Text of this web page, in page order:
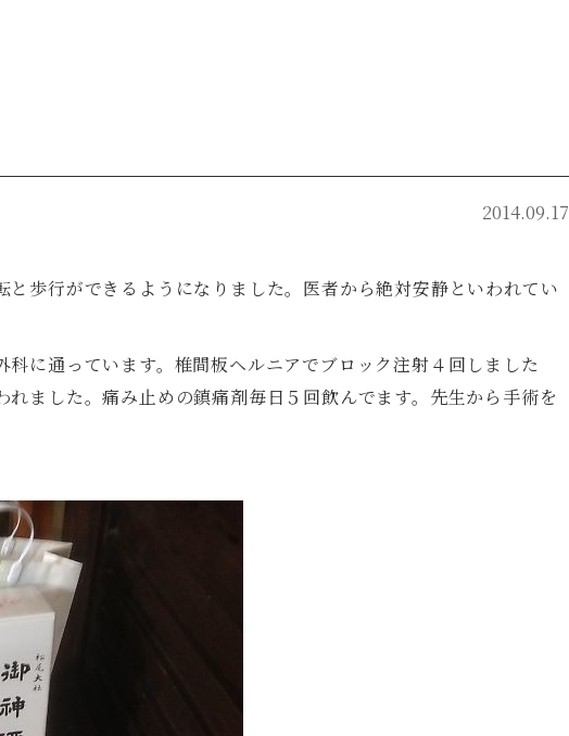
2014.09.17
歩行ができるようになりました。医者から絶対安静といわれてい
通っています。椎間板ヘルニアでブロック注射４回しました
ました。痛み止めの鎮痛剤毎日５回飲んでます。先生から手術を